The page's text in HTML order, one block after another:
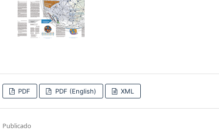
PDF PDF (English) XML
Publicado